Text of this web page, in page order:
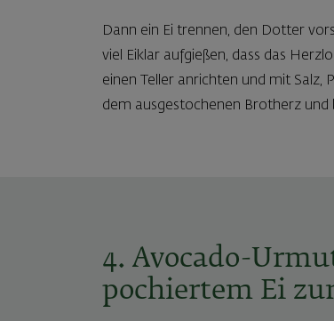
Dann ein Ei trennen, den Dotter
viel Eiklar aufgießen, dass das
einen Teller anrichten und mit Salz,
dem ausgestochenen Brotherz und
4. Avocado-
pochiertem Ei